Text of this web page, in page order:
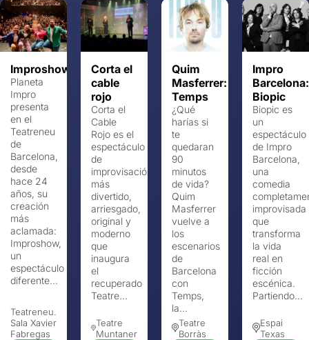
Improshow
Planeta
Impro
presenta
en el
Teatreneu
de
Barcelona,
​​desde
hace 24
años, su
creación
más
aclamada:
Improshow,
un
espectáculo
diferente...
Teatreneu.
Sala Xavier
Fabregas
Corta el
cable
rojo
Corta el
Cable
Rojo es el
espectáculo
de
improvisación
más
divertido,
arriesgado,
original y
moderno
que
inaugura
el
recuperado
Teatre...
Teatre
Muntaner
Quim
Masferrer:
Temps
¿Qué
harías si
te
quedaran
90
minutos
de vida?
Quim
Masferrer
vuelve a
los
escenarios
de
Barcelona
con
Temps,
la...
Teatre
Borràs
Impro
Barcelona:
Biopic
Biopic es
un
espectáculo
de Impro
Barcelona,
​​una
comedia
improvisada
que
transforma
la vida
real en
ficción
escénica.
Partiendo...
Espai
Texas